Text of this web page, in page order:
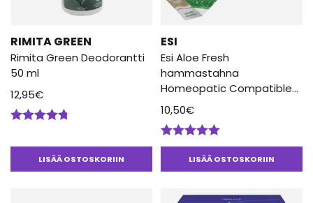
RIMITA GREEN
Rimita Green Deodorantti
50 ml
12,95€
LISÄÄ OSTOSKORIIN
ESI
Esi Aloe Fresh
hammastahna
Homeopatic Compatible
100ml
10,50€
Arvostelu
tuotteesta:LISÄÄ OSTOSKORIIN